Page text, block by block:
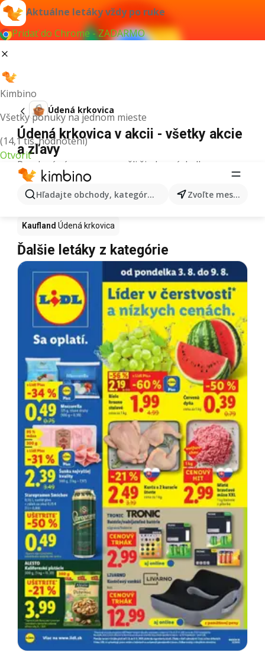
Aktuálne letáky vždy po ruke
Pridať do Chrome - ZADARMO
Kimbino
Všetky ponuky na jednom mieste
(14,1 tis. hodnotení)
Otvoriť
Hľadajte obchody, kategórie, produkty... Zvoľte mesto
Údená krkovica
Údená krkovica v akcii - všetky akcie
a zľavy
Pre daný výraz sme nenašli žiadne výsledky.
Údená krkovica v akcii - Kde kúpiť?
Tesco Údená krkovica LidlÚdená krkovica
Kaufland Údená krkovica
Ďalšie letáky z kategórie